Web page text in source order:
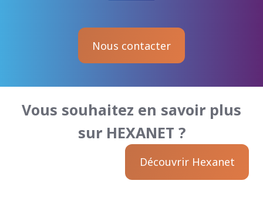
Nous contacter
Vous souhaitez en savoir plus
sur HEXANET ?
Découvrir Hexanet